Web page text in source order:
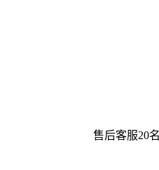
售后客服20